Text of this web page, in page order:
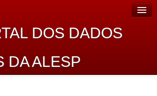
DOS DADOS
DA ALESP